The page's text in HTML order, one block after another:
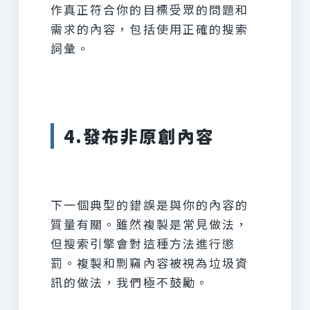
作真正符合你的目標受眾的問題和
需求的內容，包括使用正確的搜索
詞彙。
4.發布非原創內容
下一個典型的錯誤是與你的內容的
質量有關。雖然複製是常見做法，
但搜索引擎會對這種方法進行懲
罰。複製和剽竊內容被視為垃圾資
訊的做法，我們極不鼓勵。